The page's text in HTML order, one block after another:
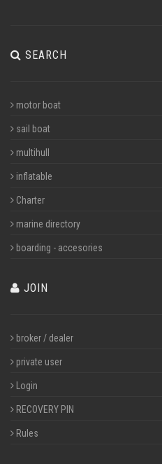
SEARCH
motor boat
sail boat
multihull
inflatable
Charter
marine directory
boarding - accesories
JOIN
broker / dealer
private user
Login
RECOVERY PIN
Rules